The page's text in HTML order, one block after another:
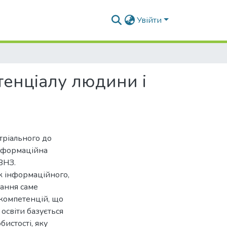
Увійти
людини і
до
інформаційного,
саме
що
базується
яку